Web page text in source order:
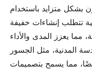
بشكل متزايد باستخدام
تتطلب إنشاءات خفيفة
المدنية، مثل الجسور
مما يسمح بتصميمات